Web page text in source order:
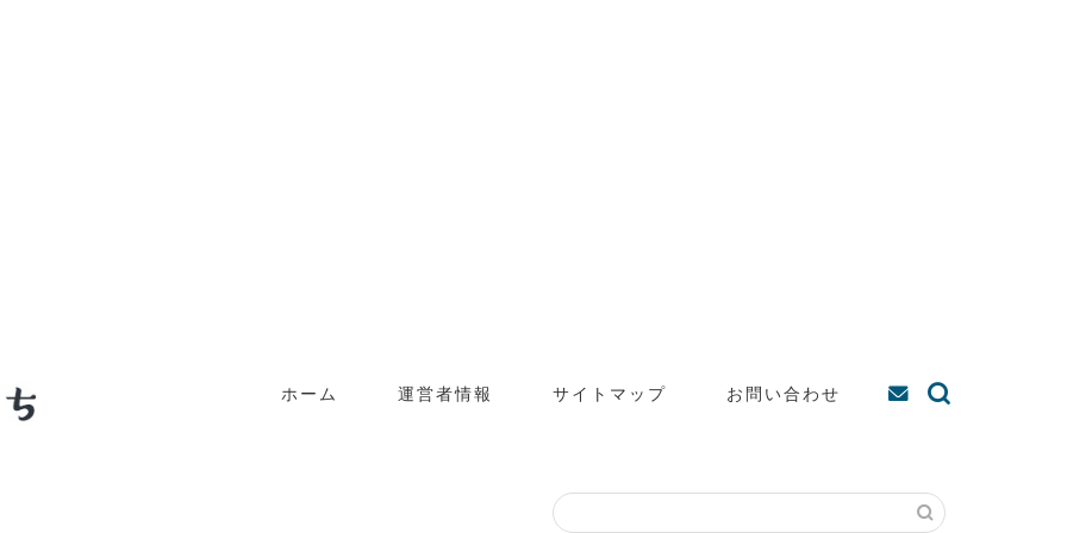
ホーム 運営者情報 サイトマップ お問い合わせ